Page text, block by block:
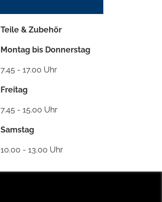
Teile & Zubehör
Montag bis Donnerstag
7.45 - 17.00 Uhr
Freitag
7.45 - 15.00 Uhr
Samstag
10.00 - 13.00 Uhr